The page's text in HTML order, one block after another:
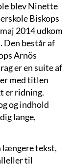
blev Ninette
Biskops
2014 udkom
Den består af
Arnös
er en suite af
med titlen
er ridning.
og indhold
lange,
længere tekst,
til